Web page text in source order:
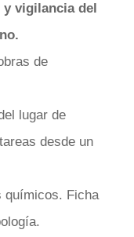
vigilancia del
de
lugar de
desde un
químicos. Ficha